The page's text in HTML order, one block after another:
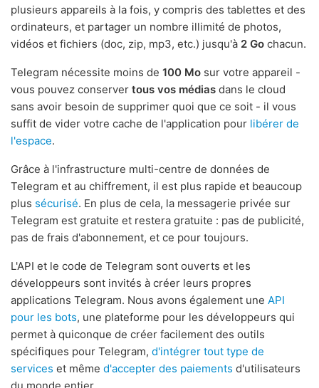
plusieurs appareils à la fois, y compris des tablettes et des
ordinateurs, et partager un nombre illimité de photos,
vidéos et fichiers (doc, zip, mp3, etc.) jusqu'à 2 Go chacun.
Telegram nécessite moins de 100 Mo sur votre appareil -
vous pouvez conserver tous vos médias dans le cloud
sans avoir besoin de supprimer quoi que ce soit - il vous
suffit de vider votre cache de l'application pour libérer de
l'espace.
Grâce à l'infrastructure multi-centre de données de
Telegram et au chiffrement, il est plus rapide et beaucoup
plus sécurisé. En plus de cela, la messagerie privée sur
Telegram est gratuite et restera gratuite : pas de publicité,
pas de frais d'abonnement, et ce pour toujours.
L'API et le code de Telegram sont ouverts et les
développeurs sont invités à créer leurs propres
applications Telegram. Nous avons également une API
pour les bots, une plateforme pour les développeurs qui
permet à quiconque de créer facilement des outils
spécifiques pour Telegram, d'intégrer tout type de
services et même d'accepter des paiements d'utilisateurs